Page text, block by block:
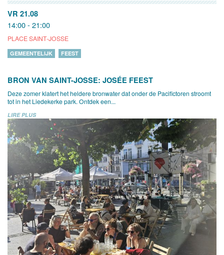
VR 21.08
14:00 - 21:00
PLACE SAINT-JOSSE
GEMEENTELIJK FEEST
BRON VAN SAINT-JOSSE: JOSÉE FEEST
Deze zomer klatert het heldere bronwater dat onder de Pacifictoren stroomt
tot in het Liedekerke park. Ontdek een...
LIRE PLUS